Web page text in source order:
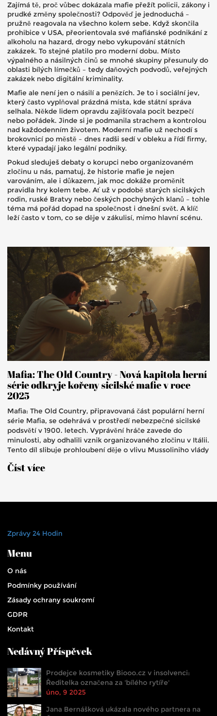
Zajímá tě, proč vůbec dokázala mafie přežít policii, zákony i
prudké změny společnosti? Odpověď je jednoduchá –
pružně reagovala na všechno kolem sebe. Když skončila
prohibice v USA, přeorientovala své mafiánské podnikání z
alkoholu na hazard, drogy nebo vykupování státních
zakázek. To stejné platilo pro moderní dobu. Místo
výpalného a násilných činů se mnohé skupiny přesunuly do
oblasti bílých límečků – tedy daňových podvodů, veřejných
zakázek nebo digitální kriminality.
Mafie ale není jen o násilí a penězích. Je to i sociální jev,
který často vyplňoval prázdná místa, kde státní správa
selhala. Někde lidem opravdu zajišťovala pocit bezpečí
nebo pořádek. Jinde si je podmanila strachem a kontrolou
nad každodenním životem. Moderní mafie už nechodí s
brokovnicí po městě – dnes radši sedí v obleku a řídí firmy,
které vypadají jako legální podniky.
Pokud sleduješ debaty o korupci nebo organizovaném
zločinu u nás, pamatuj, že historie mafie je nejen
varováním, ale i důkazem, jak moc dokáže proměnit
pravidla hry kolem tebe. Ať už v podobě starých sicilských
rodin, ruské Bratvy nebo českých pochybných klanů – tohle
téma má pořád dopad na společnost i dnešní svět. A klíč
leží často v tom, co se děje v zákulisí, mimo hlavní scénu.
Mafia: The Old Country - Nová kapitola herní
série odkryje kořeny sicilské mafie v roce
2025
Mafia: The Old Country, připravovaná část populární herní
série Mafia, se odehrává v prostředí nebezpečné sicilské
podsvětí v 1900. letech. Vyprávění hráče zavede do
minulosti, aby odhalili vznik organizovaného zločinu v Itálii.
Tento díl slibuje prohloubení děje o vlivu Mussoliniho vlády
PS5, Xbox Series X|S a PC v roce 2025.
Číst více
Zprávy 24 Hodin
Menu
O nás
Podmínky používání
Zásady ochrany soukromí
GDPR
Kontakt
Nedávný Příspěvek
Prodejce kosmetiky Biooo.cz v insolvenci:
Ředitelka označena za 'bílého rytíře'
úno, 9 2025
Jana Bernášková ukázala nového partnera na